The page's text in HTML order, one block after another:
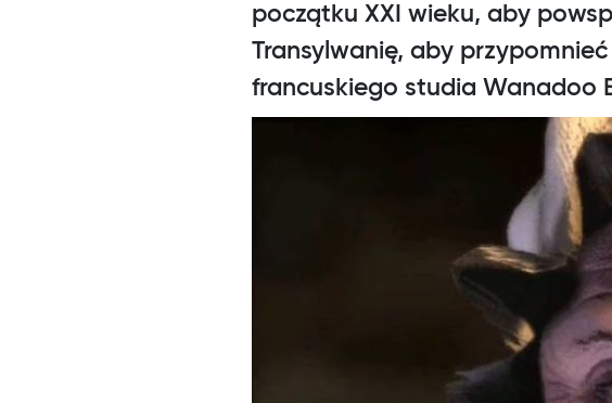
początku XXI wieku, aby
Transylwanię, aby
francuskiego studia Wanadoo